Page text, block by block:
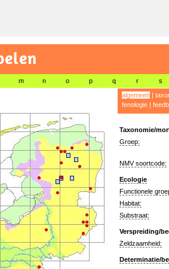
m n o p q r s
algemeen|
fenologie|
Taxonomie/
Groep:
NMV soortcode:
Ecologie
Functionele
Habitat:
Substraat:
Verspreiding/
Zeldzaamheid:
Determinatie/